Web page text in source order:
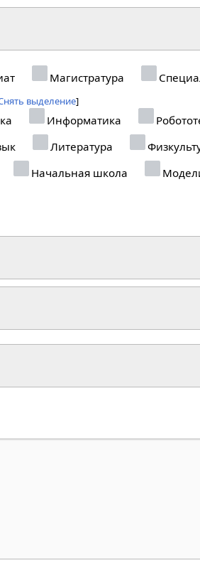
Магистратура
выделение
Информатика
Литература
Начальная школа